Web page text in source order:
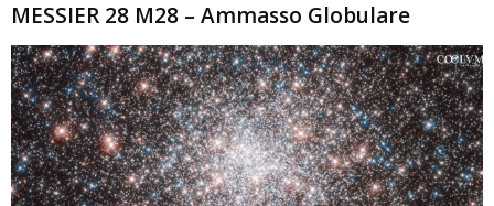
MESSIER 28 M28 – Ammasso Globulare